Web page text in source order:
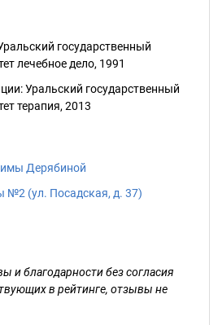
государственный
лечебное дело, 1991
Уральский государственный
терапия, 2013
Дерябиной
№2 (ул. Посадская, д. 37)
и благодарности без согласия
в рейтинге, отзывы не